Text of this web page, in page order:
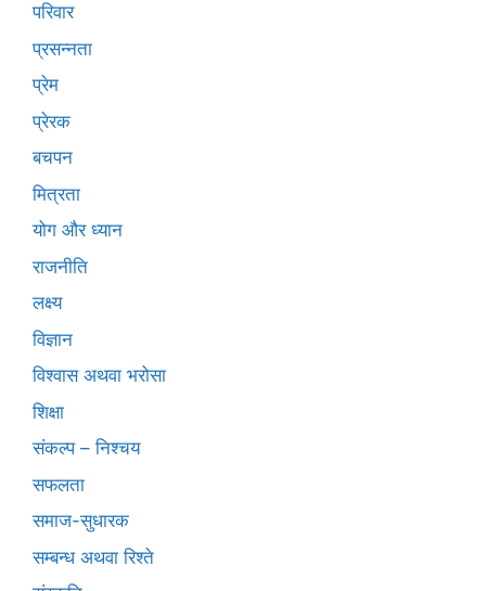
परिवार
प्रसन्नता
प्रेम
प्रेरक
बचपन
मित्रता
योग और ध्यान
राजनीति
लक्ष्य
विज्ञान
विश्वास अथवा भरोसा
शिक्षा
संकल्प – निश्चय
सफलता
समाज-सुधारक
सम्बन्ध अथवा रिश्ते